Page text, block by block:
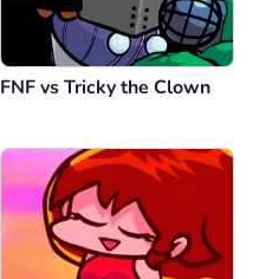
FNF vs Tricky the Clown